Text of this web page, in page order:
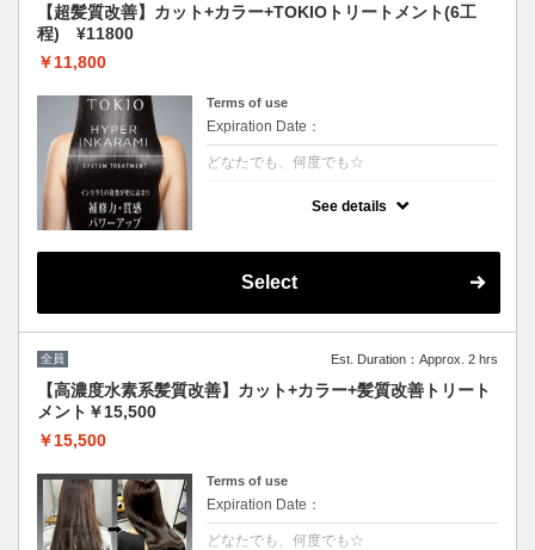
【超髪質改善】カット+カラー+TOKIOトリートメント(6工
程) ¥11800
￥11,800
Terms of use
Expiration Date：
どなたでも、何度でも☆
留シリコンを除去し、トリートメント効果を
綺麗に致します。
See details
Select
全員 Est. Duration：Approx. 2 hrs
【高濃度水素系髪質改善】カット+カラー+髪質改善トリート
メント￥15,500
￥15,500
Terms of use
Expiration Date：
どなたでも、何度でも☆